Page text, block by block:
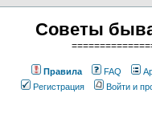
Советы
Правила FAQ
Регистрация
Войти и